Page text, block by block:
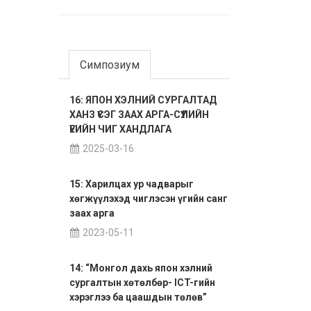
Симпозиум
16: ЯПОН ХЭЛНИЙ СУРГАЛТАД
ХАНЗ ҮСЭГ ЗААХ АРГА-СҮҮЛИЙН
ҮЕИЙН ЧИГ ХАНДЛАГА
2025-03-16
15: Харилцах ур чадварыг
хөгжүүлэхэд чиглэсэн үгийн санг
заах арга
2023-05-11
14: “Монгол дахь япон хэлний
сургалтын хөтөлбөр- ICT-гийн
хэрэглээ ба цаашдын төлөв”